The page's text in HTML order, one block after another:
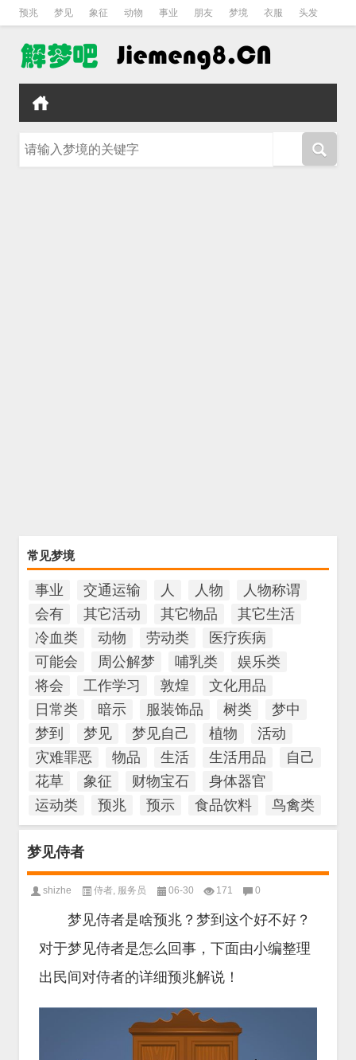
预兆 梦见 象征 动物 事业 朋友 梦境 衣服 头发
常见梦境
事业 交通运输 人 人物
人物称谓
会有
其它活动 其它物品
其它生活
冷血类
动物 劳动类
医疗疾病
可能会
周公解梦 哺乳类
娱乐类
将会
工作学习 敦煌
文化用品
日常类
暗示 服装饰品 树类
梦中
梦到
梦见 梦见自己 植物
活动
灾难罪恶
物品 生活 生活用品
自己
花草
象征 财物宝石
身体器官
运动类
预兆 预示 食品饮料 鸟禽类
梦见侍者
shizhe 侍者, 服务员 06-30 171 0
梦见侍者是啥预兆？梦到这个好不好？
对于梦见侍者是怎么回事，下面由小编整理
出民间对侍者的详细预兆解说！